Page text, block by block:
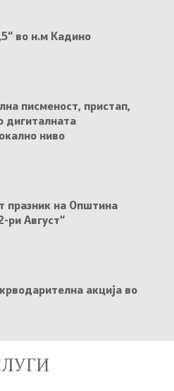
во н.м Кадино
писменост, пристап,
дигиталната
ниво
празник на Општина
ри Август“
акција во